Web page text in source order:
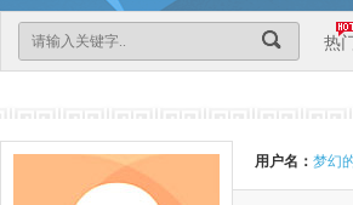
热
用户名： 梦幻